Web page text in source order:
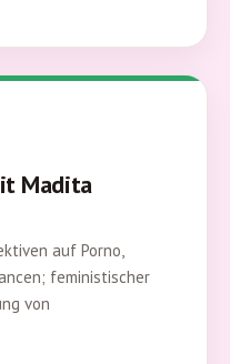
Madita
auf Porno,
feministischer
von